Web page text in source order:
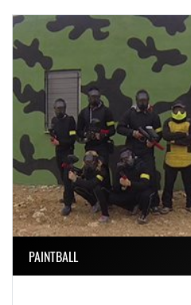
PAINTBALL